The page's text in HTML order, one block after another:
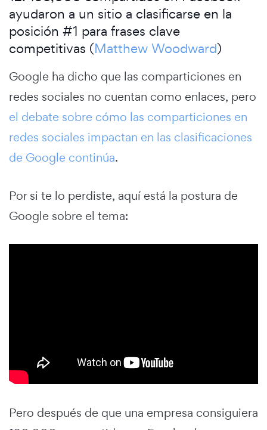
ayudaron a un sitio a clasificarse en la
posición #1 para frases clave
competitivas (Matthew Woodward)
Google ha dicho que las comparticiones en
redes sociales no cuentan como enlaces, pero
el debate sobre cómo las comparticiones en
redes sociales impactan en las clasificaciones
de Google continúa.
Por si te lo perdiste, aquí está la postura de
Google sobre el tema:
Pero después de que una empresa consiguiera